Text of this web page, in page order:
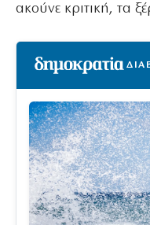
ακούνε κριτική, τα